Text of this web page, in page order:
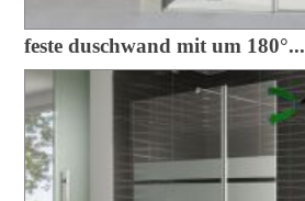
feste duschwand mit um 180°...